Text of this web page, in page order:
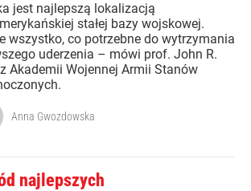
jest najlepszą lokalizacją
stałej bazy wojskowej.
wszystko, co potrzebne do wytrzymania
uderzenia – mówi prof. John R.
Akademii Wojennej Armii Stanów
Anna Gwozdowska
najlepszych